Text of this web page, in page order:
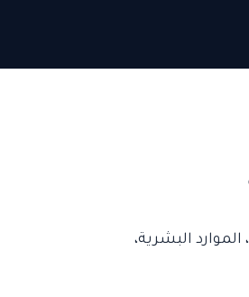
البشرية،